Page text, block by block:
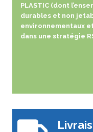
PLASTIC (dont
durables et non
environnementaux
dans une stratégie